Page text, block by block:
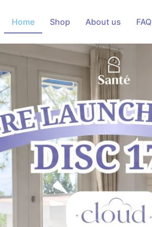
Home Shop About us FAQ